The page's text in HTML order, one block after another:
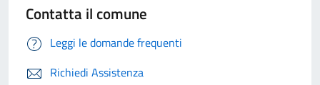
Contatta il comune
Leggi le domande frequenti
Richiedi Assistenza